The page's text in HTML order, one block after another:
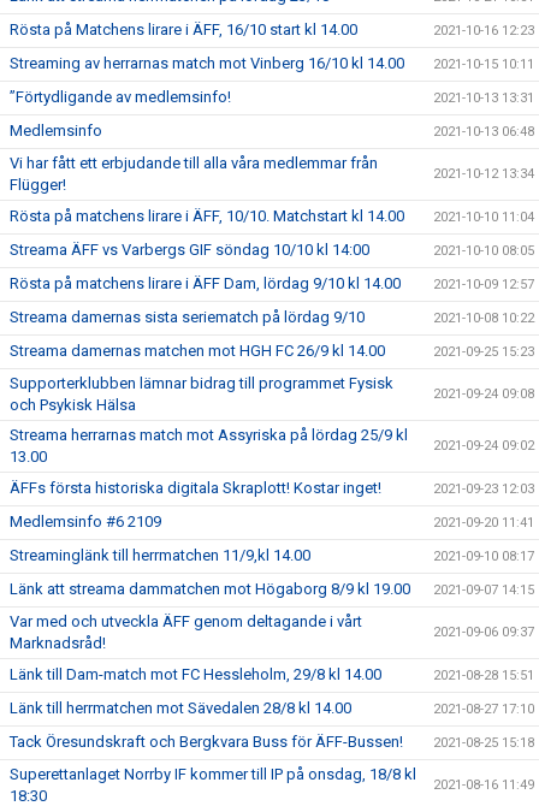
Rösta på Matchens lirare i ÄFF, 16/10 start kl 14.00 2021-10-16 12:23
Streaming av herrarnas match mot Vinberg 16/10 kl 14.00 2021-10-15 10:11
”Förtydligande av medlemsinfo! 2021-10-13 13:31
Medlemsinfo 2021-10-13 06:48
Vi har fått ett erbjudande till alla våra medlemmar från
Flügger!
2021-10-12 13:34
Rösta på matchens lirare i ÄFF, 10/10. Matchstart kl 14.00 2021-10-10 11:04
Streama ÄFF vs Varbergs GIF söndag 10/10 kl 14:00 2021-10-10 08:05
Rösta på matchens lirare i ÄFF Dam, lördag 9/10 kl 14.00 2021-10-09 12:57
Streama damernas sista seriematch på lördag 9/10 2021-10-08 10:22
Streama damernas matchen mot HGH FC 26/9 kl 14.00 2021-09-25 15:23
Supporterklubben lämnar bidrag till programmet Fysisk
och Psykisk Hälsa
2021-09-24 09:08
Streama herrarnas match mot Assyriska på lördag 25/9 kl
13.00
2021-09-24 09:02
ÄFFs första historiska digitala Skraplott! Kostar inget! 2021-09-23 12:03
Medlemsinfo #6 2109 2021-09-20 11:41
Streaminglänk till herrmatchen 11/9,kl 14.00 2021-09-10 08:17
Länk att streama dammatchen mot Högaborg 8/9 kl 19.00 2021-09-07 14:15
Var med och utveckla ÄFF genom deltagande i vårt
Marknadsråd!
2021-09-06 09:37
Länk till Dam-match mot FC Hessleholm, 29/8 kl 14.00 2021-08-28 15:51
Länk till herrmatchen mot Sävedalen 28/8 kl 14.00 2021-08-27 17:10
Tack Öresundskraft och Bergkvara Buss för ÄFF-Bussen! 2021-08-25 15:18
Superettanlaget Norrby IF kommer till IP på onsdag, 18/8 kl
18:30
2021-08-16 11:49